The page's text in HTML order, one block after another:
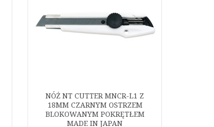
NÓŻ NT CUTTER MNCR-L1 Z
18MM CZARNYM OSTRZEM
BLOKOWANYM POKRĘTŁEM
MADE IN JAPAN